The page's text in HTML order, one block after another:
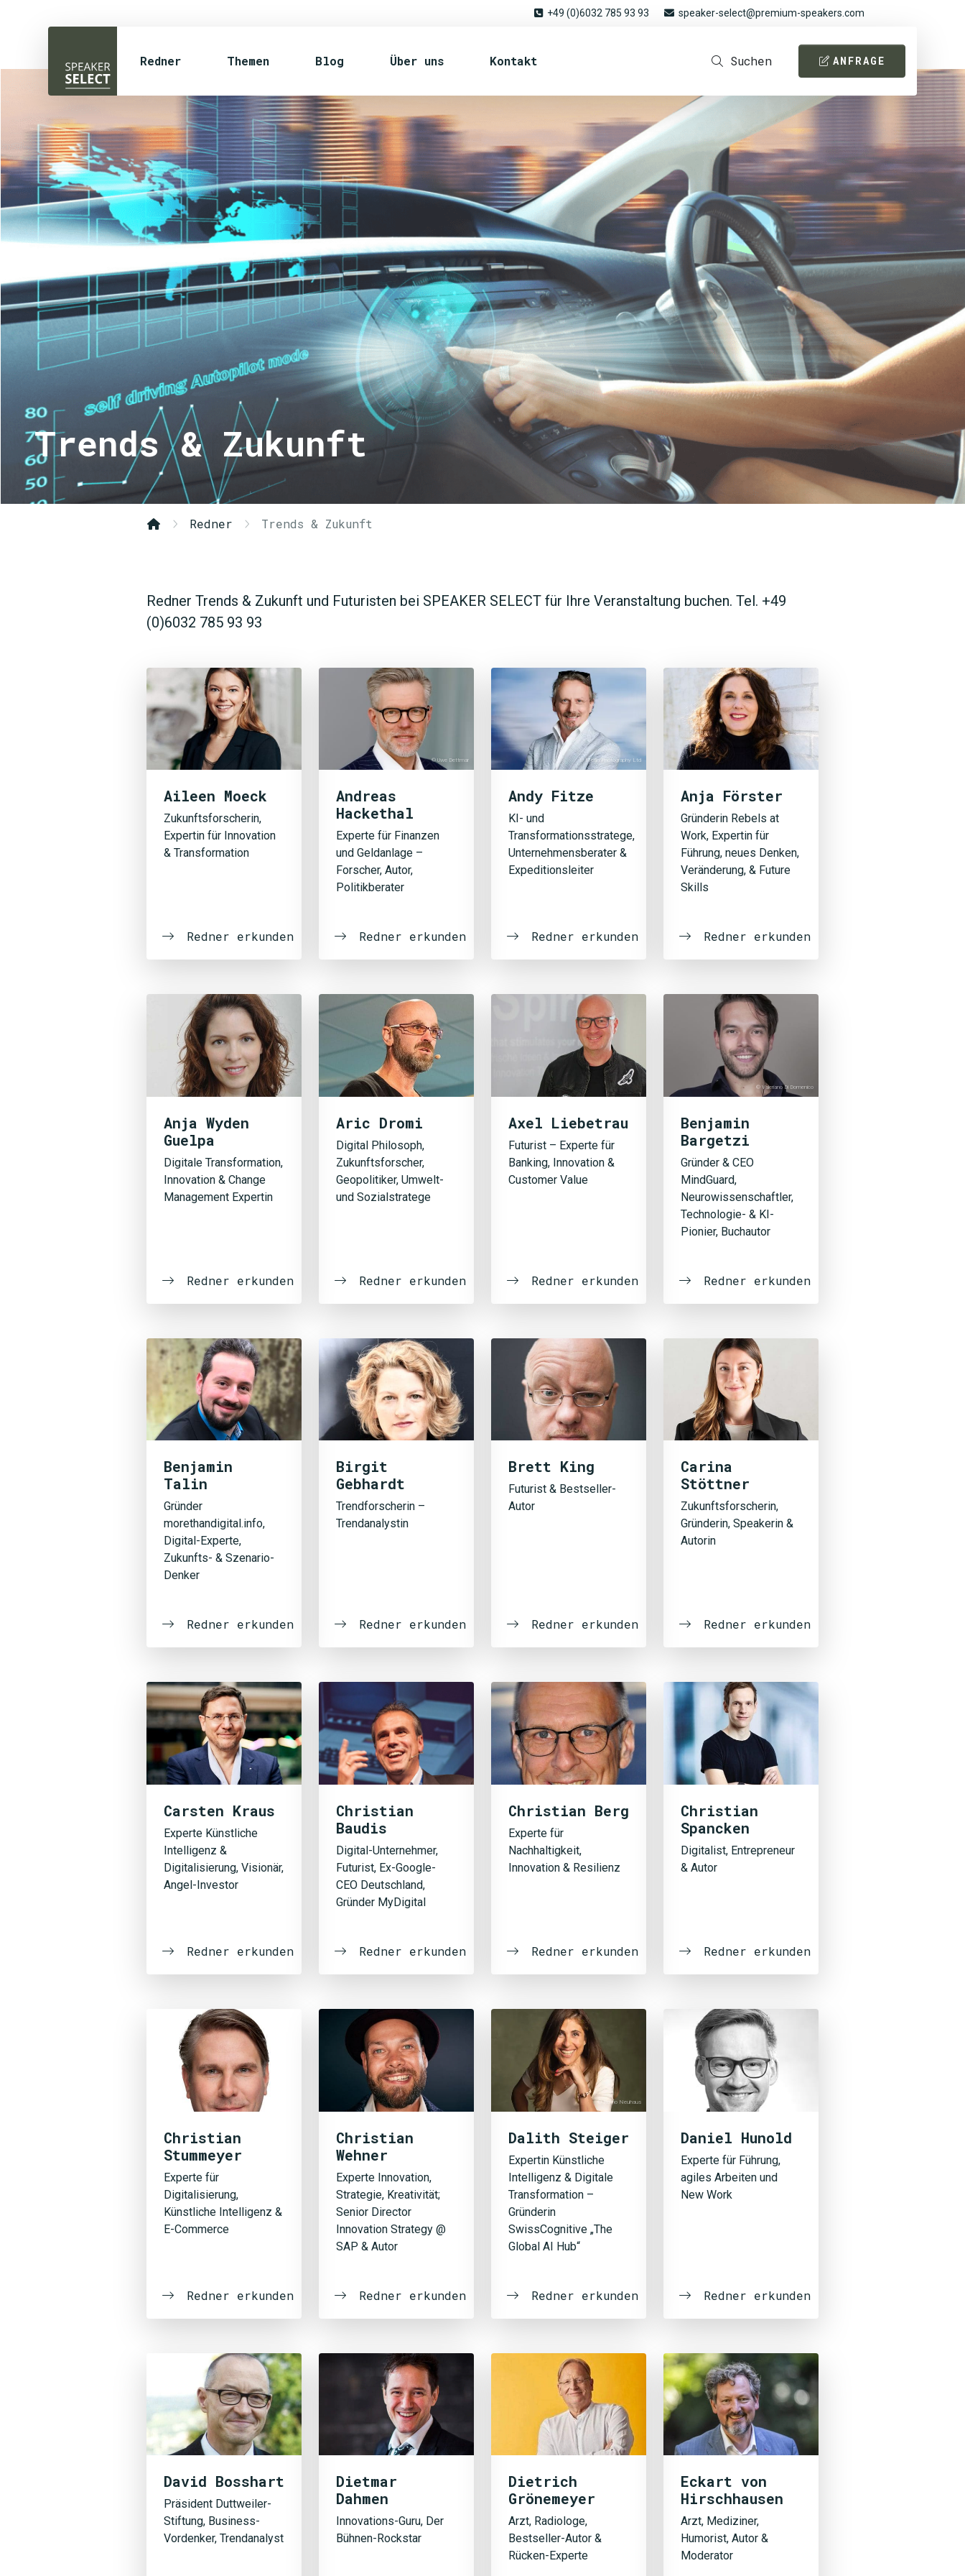
+49 (0)6032 785 93 93 speaker-select@premium-speakers.com
Redner Themen Blog Über uns Kontakt Suchen ANFRAGE
Trends & Zukunft
Redner Trends & Zukunft
Redner Trends & Zukunft und Futuristen bei SPEAKER SELECT für Ihre Veranstaltung buchen. Tel. +49
(0)6032 785 93 93
Aileen Moeck
Zukunftsforscherin,
Expertin für Innovation
& Transformation
Redner erkunden
© Uwe Dettmar
Andreas
Hackethal
Experte für Finanzen
und Geldanlage –
Forscher, Autor,
Politikberater
Redner erkunden
© Merlin Photography Ltd
Andy Fitze
KI- und
Transformationsstratege,
Unternehmensberater &
Expeditionsleiter
Redner erkunden
Anja Förster
Gründerin Rebels at
Work, Expertin für
Führung, neues Denken,
Veränderung, & Future
Skills
Redner erkunden
Anja Wyden
Guelpa
Digitale Transformation,
Innovation & Change
Management Expertin
Redner erkunden
Aric Dromi
Digital Philosoph,
Zukunftsforscher,
Geopolitiker, Umwelt-
und Sozialstratege
Redner erkunden
Axel Liebetrau
Futurist – Experte für
Banking, Innovation &
Customer Value
Redner erkunden
© Valeriano Di Domenico
Benjamin
Bargetzi
Gründer & CEO
MindGuard,
Neurowissenschaftler,
Technologie- & KI-
Pionier, Buchautor
Redner erkunden
Benjamin
Talin
Gründer
morethandigital.info,
Digital-Experte,
Zukunfts- & Szenario-
Denker
Redner erkunden
Birgit
Gebhardt
Trendforscherin –
Trendanalystin
Redner erkunden
Brett King
Futurist & Bestseller-
Autor
Redner erkunden
Carina
Stöttner
Zukunftsforscherin,
Gründerin, Speakerin &
Autorin
Redner erkunden
Carsten Kraus
Experte Künstliche
Intelligenz &
Digitalisierung, Visionär,
Angel-Investor
Redner erkunden
Christian
Baudis
Digital-Unternehmer,
Futurist, Ex-Google-
CEO Deutschland,
Gründer MyDigital
Redner erkunden
Christian Berg
Experte für
Nachhaltigkeit,
Innovation & Resilienz
Redner erkunden
Christian
Spancken
Digitalist, Entrepreneur
& Autor
Redner erkunden
Christian
Stummeyer
Experte für
Digitalisierung,
Künstliche Intelligenz &
E-Commerce
Redner erkunden
Christian
Wehner
Experte Innovation,
Strategie, Kreativität;
Senior Director
Innovation Strategy @
SAP & Autor
Redner erkunden
© Remo Neuhaus
Dalith Steiger
Expertin Künstliche
Intelligenz & Digitale
Transformation –
Gründerin
SwissCognitive „The
Global AI Hub“
Redner erkunden
Daniel Hunold
Experte für Führung,
agiles Arbeiten und
New Work
Redner erkunden
David Bosshart
Präsident Duttweiler-
Stiftung, Business-
Vordenker, Trendanalyst
Dietmar
Dahmen
Innovations-Guru, Der
Bühnen-Rockstar
Dietrich
Grönemeyer
Arzt, Radiologe,
Bestseller-Autor &
Rücken-Experte
Eckart von
Hirschhausen
Arzt, Mediziner,
Humorist, Autor &
Moderator
JETZT SUCHEN